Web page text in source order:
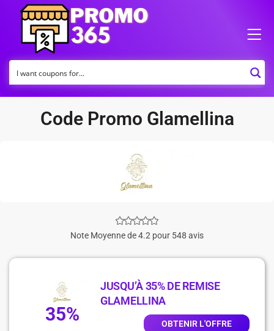
Code Promo Glamellina
Note Moyenne de 4.2 pour 548 avis
35%
JUSQU’À 35% DE REMISE
GLAMELLINA
OBTENIR L'OFFRE